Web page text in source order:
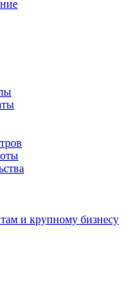
и крупному бизнесу